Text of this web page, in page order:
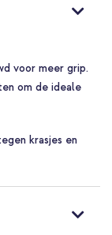
voor meer grip.
om de ideale
krasjes en